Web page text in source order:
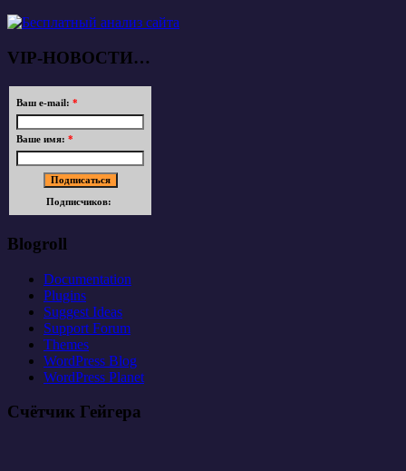
VIP-НОВОСТИ…
Ваш e-mail: *
Ваше имя: *
Подписчиков:
Blogroll
Documentation
Plugins
Suggest Ideas
Support Forum
Themes
WordPress Blog
WordPress Planet
Счётчик Гейгера